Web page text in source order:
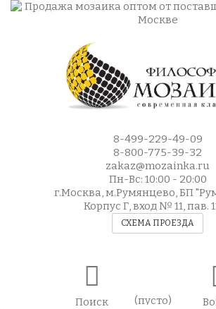
8-499-229-49-09
8-800-775-39-32
zakaz@mozainka.ru
Пн-Вс: 10:00 - 20:00
г.Москва, м.Румянцево, БП
Корпус Г, вход № 11, пав.
СХЕМА ПРОЕЗДА
Поиск (пусто)